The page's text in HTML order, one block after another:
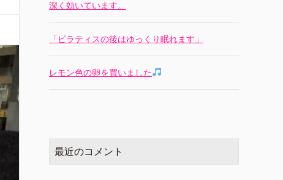
深く効いています。
「ピラティスの後はゆっくり眠れます」
レモン色の卵を買いました
最近のコメント